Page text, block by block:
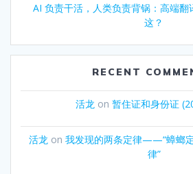
AI 负责干活，人类负责背锅：高端翻
这？
RECENT
活龙 on 暂住证和身份证
活龙 on 我发现的两条定律——“蟑螂
律”